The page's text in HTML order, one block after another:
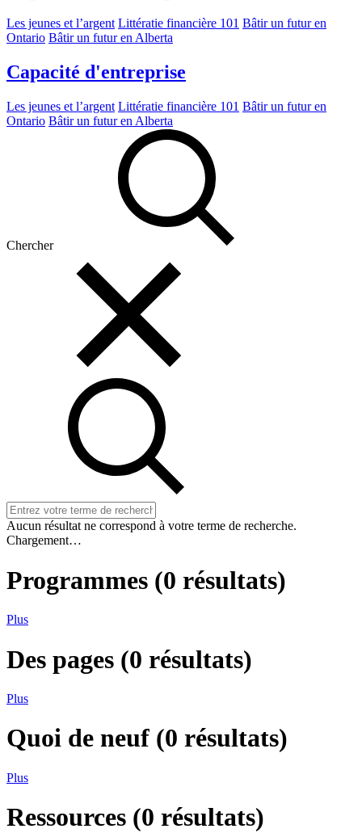
Les jeunes et l’argent Littératie financière 101 Bâtir un futur en
Ontario Bâtir un futur en Alberta
Capacité d'entreprise
Les jeunes et l’argent Littératie financière 101 Bâtir un futur en
Ontario Bâtir un futur en Alberta
Chercher
Aucun résultat ne correspond à votre terme de recherche.
Chargement…
Programmes (0 résultats)
Plus
Des pages (0 résultats)
Plus
Quoi de neuf (0 résultats)
Plus
Ressources (0 résultats)